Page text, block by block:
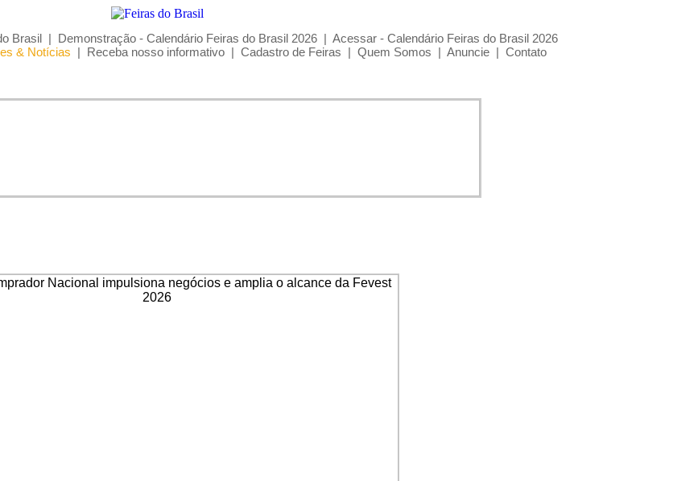
Brasil | Demonstração - Calendário Feiras do Brasil 2026 | Acessar - Calendário Feiras do Brasil 2026
& Notícias | Receba nosso informativo | Cadastro de Feiras | Quem Somos | Anuncie | Contato